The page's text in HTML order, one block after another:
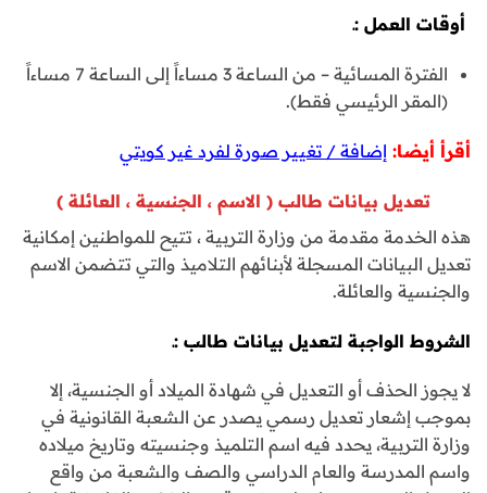
أوقات العمل :ـ
الفترة المسائية – من الساعة 3 مساءاً إلى الساعة 7 مساءاً
(المقر الرئيسي فقط).
أقرأ أيضا: إضافة / تغيير صورة لفرد غير كويتي
تعديل بيانات طالب ( الاسم ، الجنسية ، العائلة )
هذه الخدمة مقدمة من وزارة التربية ، تتيح للمواطنين إمكانية
تعديل البيانات المسجلة لأبنائهم التلاميذ والتي تتضمن الاسم
والجنسية والعائلة.
الشروط الواجبة لتعديل بيانات طالب :ـ
لا يجوز الحذف أو التعديل في شهادة الميلاد أو الجنسية، إلا
بموجب إشعار تعديل رسمي يصدر عن الشعبة القانونية في
وزارة التربية، يحدد فيه اسم التلميذ وجنسيته وتاريخ ميلاده
واسم المدرسة والعام الدراسي والصف والشعبة من واقع